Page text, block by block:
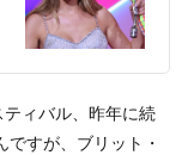
ィバル、昨年に続
すが、ブリット・